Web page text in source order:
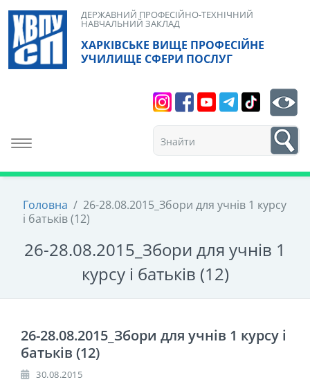
Skip
content
ХАРКІВСЬКЕ ВИЩЕ ПРОФЕСІЙНЕ
УЧИЛИЩЕ СФЕРИ ПОСЛУГ
ДЕРЖАВНИЙ ПРОФЕСІЙНО-ТЕХНІЧНИЙ
НАВЧАЛЬНИЙ ЗАКЛАД
Toggle navigation
1
Головна / 26-28.08.2015_Збори для учнів 1 курсу
і батьків (12)
26-28.08.2015_Збори для учнів 1
курсу і батьків (12)
26-28.08.2015_Збори для учнів 1 курсу і
батьків (12)
30.08.2015